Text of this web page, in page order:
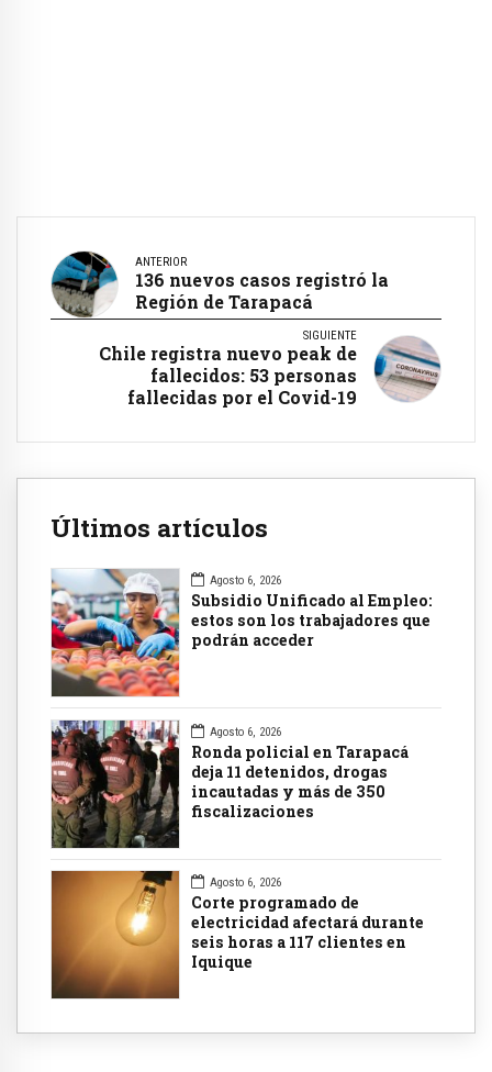
ANTERIOR
136 nuevos casos registró la
Región de Tarapacá
SIGUIENTE
Chile registra nuevo peak de
fallecidos: 53 personas
fallecidas por el Covid-19
Últimos artículos
Agosto 6, 2026
Subsidio Unificado al Empleo:
estos son los trabajadores que
podrán acceder
Agosto 6, 2026
Ronda policial en Tarapacá
deja 11 detenidos, drogas
incautadas y más de 350
fiscalizaciones
Agosto 6, 2026
Corte programado de
electricidad afectará durante
seis horas a 117 clientes en
Iquique